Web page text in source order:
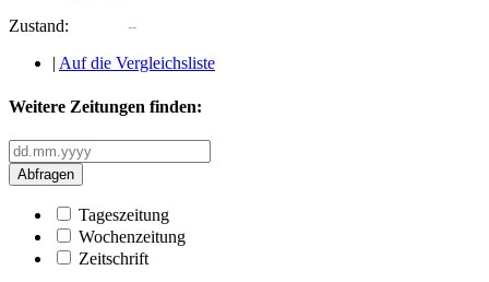
Zustand:
| Auf die Vergleichsliste
Weitere Zeitungen finden:
Abfragen
Tageszeitung
Wochenzeitung
Zeitschrift